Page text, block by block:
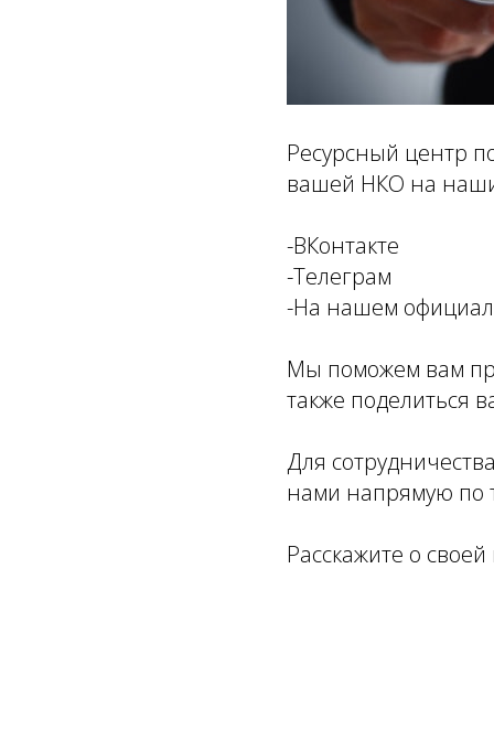
Ресурсный центр
вашей НКО на
-ВКонтакте
-Телеграм
-На нашем
Мы поможем вам
также поделиться
Для
нами напрямую по
Расскажите о